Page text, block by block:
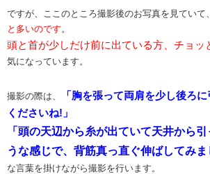
ですが、ここのところ撮影後のお写真を見ていて、
と多いのです 。
頭と首が少しだけ前に出ている方、チョッ
気になっています。
撮影の際は、
「胸を張って両肩を少し後ろ
くださいね!」
「頭の天辺から糸が出ていて天井から
うな感じで、背筋真っ直ぐ伸ばしてみま
な言葉を掛けながら撮影を行います。